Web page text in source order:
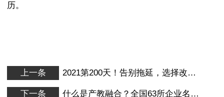
历。
上一条 2021第200天！告别拖延，选择改变，不晚！
下一条 什么是产教融合？全国63所企业名单分享